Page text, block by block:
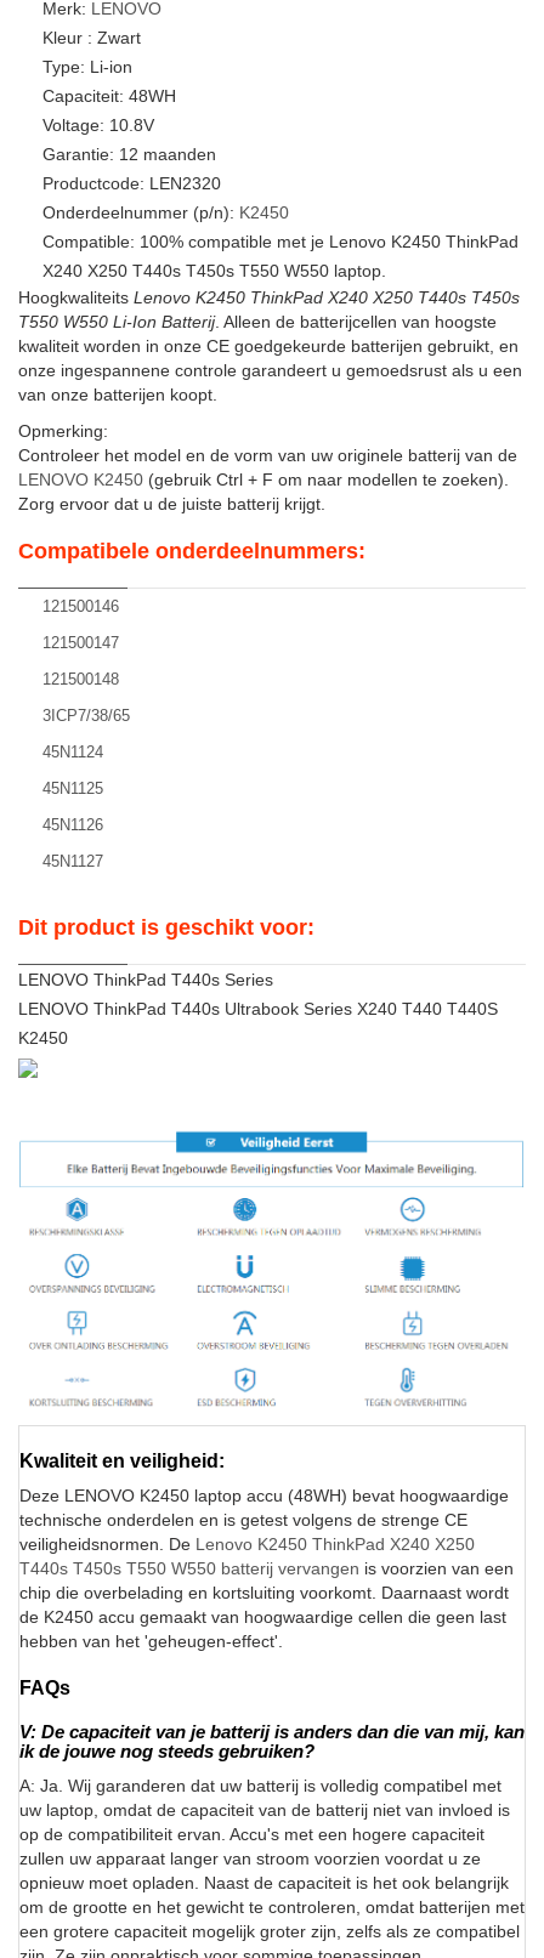
Merk: LENOVO
Kleur : Zwart
Type: Li-ion
Capaciteit: 48WH
Voltage: 10.8V
Garantie: 12 maanden
Productcode: LEN2320
Onderdeelnummer (p/n): K2450
Compatible: 100% compatible met je Lenovo K2450 ThinkPad
X240 X250 T440s T450s T550 W550 laptop.
Hoogkwaliteits Lenovo K2450 ThinkPad X240 X250 T440s T450s
T550 W550 Li-Ion Batterij. Alleen de batterijcellen van hoogste
kwaliteit worden in onze CE goedgekeurde batterijen gebruikt, en
onze ingespannene controle garandeert u gemoedsrust als u een
van onze batterijen koopt.
Opmerking:
Controleer het model en de vorm van uw originele batterij van de
LENOVO K2450 (gebruik Ctrl + F om naar modellen te zoeken).
Zorg ervoor dat u de juiste batterij krijgt.
Compatibele onderdeelnummers:
121500146
121500147
121500148
3ICP7/38/65
45N1124
45N1125
45N1126
45N1127
Dit product is geschikt voor:
LENOVO ThinkPad T440s Series
LENOVO ThinkPad T440s Ultrabook Series X240 T440 T440S
K2450
Kwaliteit en veiligheid:
Deze LENOVO K2450 laptop accu (48WH) bevat hoogwaardige
technische onderdelen en is getest volgens de strenge CE
veiligheidsnormen. De Lenovo K2450 ThinkPad X240 X250
T440s T450s T550 W550 batterij vervangen is voorzien van een
chip die overbelading en kortsluiting voorkomt. Daarnaast wordt
de K2450 accu gemaakt van hoogwaardige cellen die geen last
hebben van het 'geheugen-effect'.
FAQs
V: De capaciteit van je batterij is anders dan die van mij, kan
ik de jouwe nog steeds gebruiken?
A: Ja. Wij garanderen dat uw batterij is volledig compatibel met
uw laptop, omdat de capaciteit van de batterij niet van invloed is
op de compatibiliteit ervan. Accu's met een hogere capaciteit
zullen uw apparaat langer van stroom voorzien voordat u ze
opnieuw moet opladen. Naast de capaciteit is het ook belangrijk
om de grootte en het gewicht te controleren, omdat batterijen met
een grotere capaciteit mogelijk groter zijn, zelfs als ze compatibel